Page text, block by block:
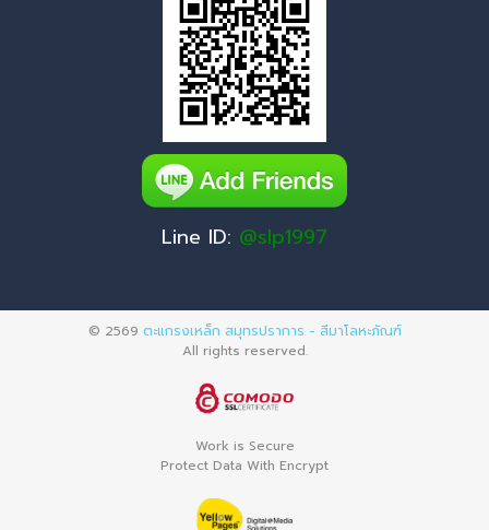
Line ID: @slp1997
© 2569 ตะแกรงเหล็ก สมุทรปราการ - สีมาโลหะภัณฑ์
All rights reserved.
Work is Secure
Protect Data With Encrypt